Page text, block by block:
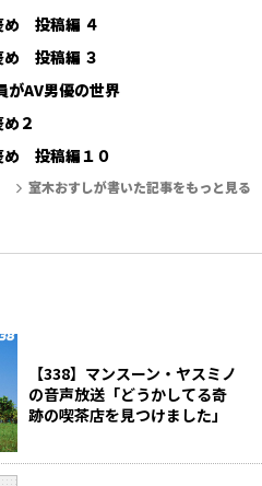
め 投稿編 ４
め 投稿編 ３
AV男優の世界
２
め 投稿編１０
室木おすしが書いた記事をもっと見る
【338】マンスーン・ヤスミノ
の音声放送「どうかしてる奇
跡の喫茶店を見つけました」